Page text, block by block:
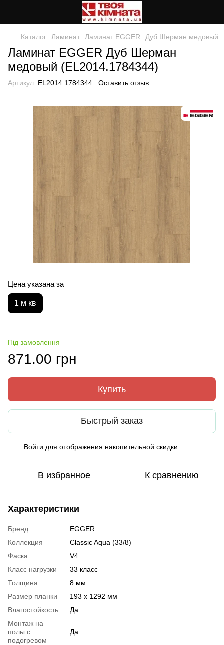
Каталог Ламинат Ламинат EGGER Дуб Шерман медовый
Ламинат EGGER Дуб Шерман
медовый (EL2014.1784344)
Артикул: EL2014.1784344 Оставить отзыв
Цена указана за
1 м кв
Під замовлення
871.00 грн
Купить
Быстрый заказ
Войти для отображения накопительной скидки
В избранное К сравнению
Характеристики
Бренд
EGGER
Коллекция
Classic Aqua (33/8)
Фаска
V4
Класс нагрузки
33 класс
Толщина
8 мм
Размер планки
193 x 1292 мм
Влагостойкость
Да
Монтаж на
полы с
подогревом
Да